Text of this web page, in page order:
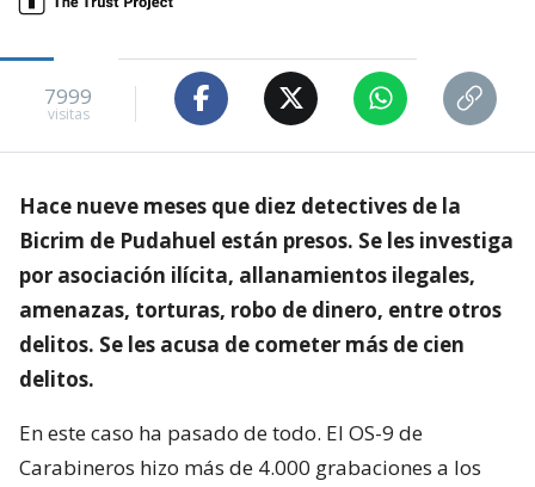
7999
visitas
Hace nueve meses que diez detectives de la
Bicrim de Pudahuel están presos. Se les investiga
por asociación ilícita, allanamientos ilegales,
amenazas, torturas, robo de dinero, entre otros
delitos. Se les acusa de cometer más de cien
delitos.
En este caso ha pasado de todo. El OS-9 de
Carabineros hizo más de 4.000 grabaciones a los